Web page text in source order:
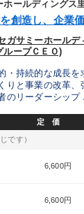
ホールディングス
創造し、企業
ガサミーホールデ
ループＣＥＯ)
・持続的な成長を
りと事業の改革、
のリーダーシップ
定 価
です）
6,600円
6,600円